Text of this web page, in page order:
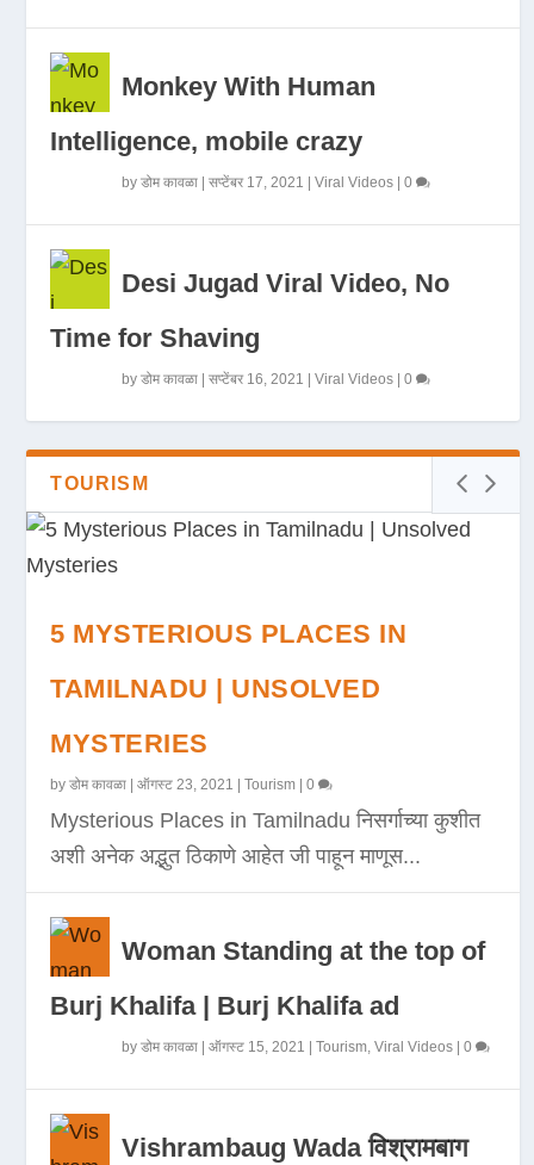
Monkey With Human
Intelligence, mobile crazy
byडोम कावळा |सप्टेंबर 17, 2021 |Viral Videos |0
Desi Jugad Viral Video, No
Time for Shaving
byडोम कावळा |सप्टेंबर 16, 2021 |Viral Videos |0
TOURISM
5 MYSTERIOUS PLACES IN
TAMILNADU | UNSOLVED
MYSTERIES
byडोम कावळा |ऑगस्ट 23, 2021 |Tourism |0
Mysterious Places in Tamilnadu निसर्गाच्या कुशीत
अशी अनेक अद्भुत ठिकाणे आहेत जी पाहून माणूस...
Woman Standing at the top of
Burj Khalifa | Burj Khalifa ad
byडोम कावळा |ऑगस्ट 15, 2021 |Tourism,Viral Videos |0
Vishrambaug Wada विश्रामबाग